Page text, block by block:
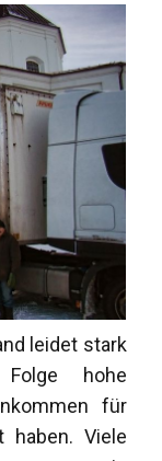
leidet stark
hohe
für
haben. Viele